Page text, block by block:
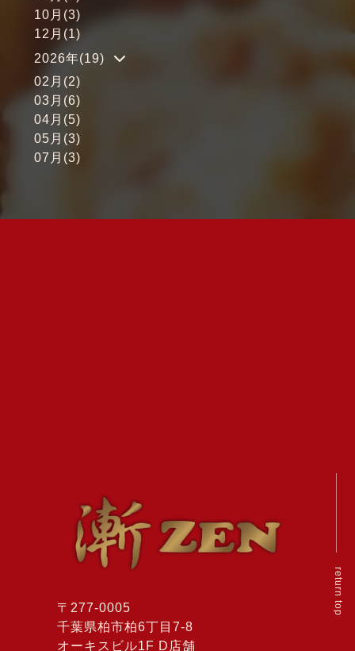
10月(3)
12月(1)
2026年(19)
02月(2)
03月(6)
04月(5)
05月(3)
07月(3)
return top
〒277-0005
千葉県柏市柏6丁目7-8
オーキスビル1F D店舗